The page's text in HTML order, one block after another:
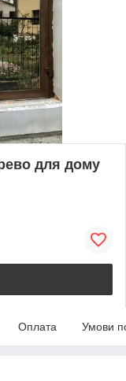
для дому
Оплата Умови